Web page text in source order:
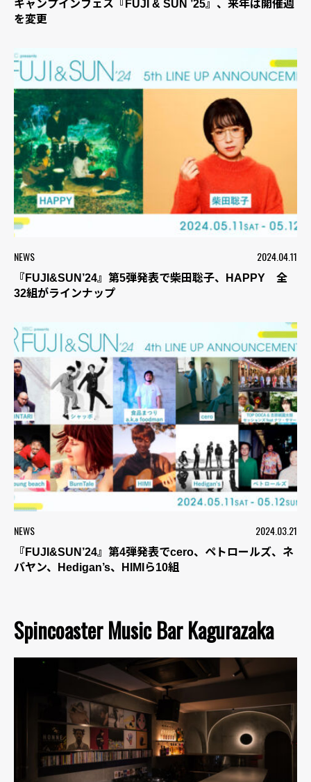
キャンプインフェス『FUJI & SUN ’25』、来年は開催週
を変更
NEWS 2024.04.11
『FUJI&SUN’24』第5弾発表で柴田聡子、HAPPY 全
32組がラインナップ
NEWS 2024.03.21
『FUJI&SUN’24』第4弾発表でcero、ペトロールズ、ネ
バヤン、Hedigan’s、HIMIら10組
Spincoaster Music Bar Kagurazaka